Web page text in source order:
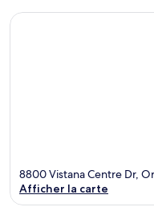
8800 Vistana Centre Dr,
Afficher la carte